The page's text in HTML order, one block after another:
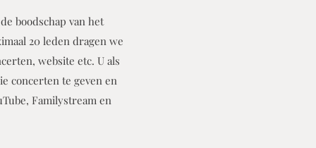
boodschap van het
20 leden dragen we
website etc. U als
concerten te geven en
Familystream en